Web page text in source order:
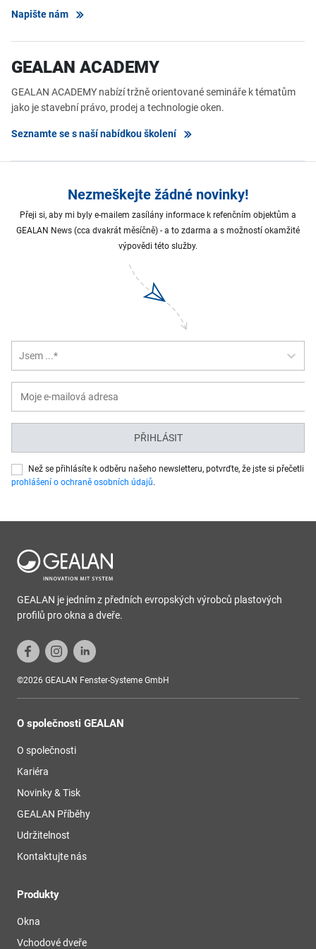
Napište nám
GEALAN ACADEMY
GEALAN ACADEMY nabízí tržně orientované semináře k tématům
jako je stavební právo, prodej a technologie oken.
Seznamte se s naší nabídkou školení
Nezmeškejte žádné novinky!
Přeji si, aby mi byly e-mailem zasílány informace k refenčním objektům a
GEALAN News (cca dvakrát měsíčně) - a to zdarma a s možností okamžité
výpovědi této služby.
Jsem ...*
PŘIHLÁSIT
Než se přihlásíte k odběru našeho newsletteru, potvrďte, že jste si přečetli
prohlášení o ochraně osobních údajů.
GEALAN je jedním z předních evropských výrobců plastových
profilů pro okna a dveře.
©2026 GEALAN Fenster-Systeme GmbH
O společnosti GEALAN
O společnosti
Kariéra
Novinky & Tisk
GEALAN Příběhy
Udržitelnost
Kontaktujte nás
Produkty
Okna
Vchodové dveře